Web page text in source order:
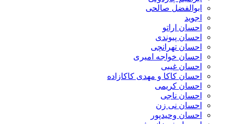
ابوالفضل صالحی
اجوید
احسان اراتو
احسان پیوندی
احسان تهرانچی
احسان خواجه امیری
احسان غیبی
احسان کاکا و مهدی کاکازاده
احسان کریمی
احسان ناجی
احسان نی زن
احسان وحیدپور